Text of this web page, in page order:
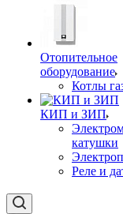
Отопительное
оборудование
Котлы
КИП и ЗИП
катушки
Реле и